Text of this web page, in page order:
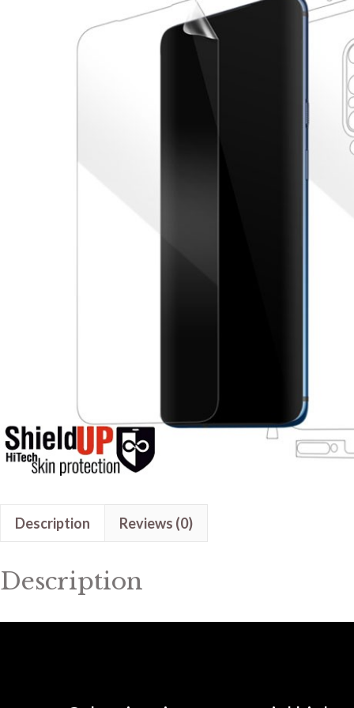
Description Reviews (0)
Description